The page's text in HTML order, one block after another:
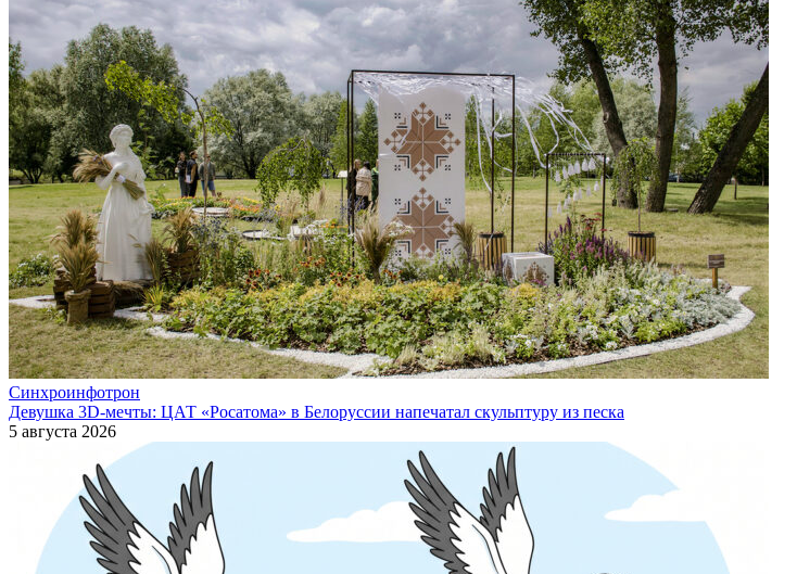
Синхроинфотрон
Девушка 3D-мечты: ЦАТ «Росатома» в Белоруссии напечатал скульптуру из песка
5 августа 2026